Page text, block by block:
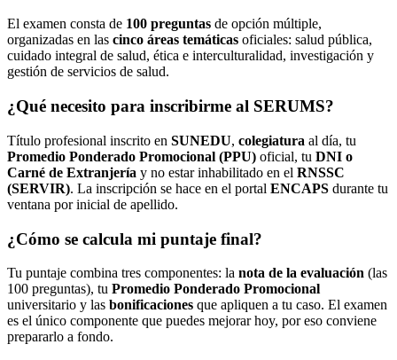
El examen consta de 100 preguntas de opción múltiple,
organizadas en las cinco áreas temáticas oficiales: salud pública,
cuidado integral de salud, ética e interculturalidad, investigación y
gestión de servicios de salud.
¿Qué necesito para inscribirme al SERUMS?
Título profesional inscrito en SUNEDU, colegiatura al día, tu
Promedio Ponderado Promocional (PPU) oficial, tu DNI o
Carné de Extranjería y no estar inhabilitado en el RNSSC
(SERVIR). La inscripción se hace en el portal ENCAPS durante tu
ventana por inicial de apellido.
¿Cómo se calcula mi puntaje final?
Tu puntaje combina tres componentes: la nota de la evaluación (las
100 preguntas), tu Promedio Ponderado Promocional
universitario y las bonificaciones que apliquen a tu caso. El examen
es el único componente que puedes mejorar hoy, por eso conviene
prepararlo a fondo.